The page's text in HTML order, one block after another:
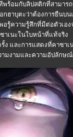
ทีพร้อมกับลิปสติกที่สามา
ฮาบุตะว่าต้องการยืนบน
อรู้ความรู้สึกที่มีต่อตัวเอ
าเนะในใบหน้าที่แท้จริง
ง และการแสดงที่คาซาเ
ามงามและความอัปลักษ